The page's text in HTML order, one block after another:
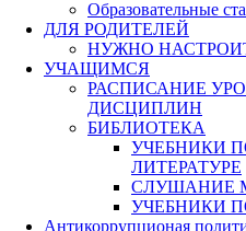
Образовательные
ДЛЯ РОДИТЕЛЕЙ
НУЖНО
УЧАЩИМСЯ
РАСПИСАНИЕ
ДИСЦИПЛИН
БИБЛИОТЕКА
УЧЕБНИКИ
ЛИТЕРАТУРЕ
СЛУШАНИЕ
УЧЕБНИКИ
Антикоррупционая